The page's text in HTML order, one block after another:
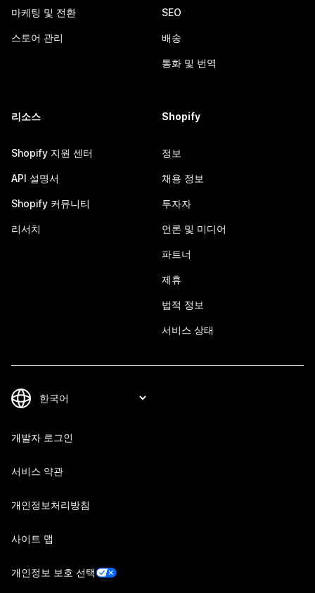
마케팅 및 전환
스토어 관리
SEO
배송
통화 및 번역
리소스
Shopify 지원 센터
API 설명서
Shopify 커뮤니티
리서치
Shopify
정보
채용 정보
투자자
언론 및 미디어
파트너
제휴
법적 정보
서비스 상태
개발자 로그인
서비스 약관
개인정보처리방침
사이트 맵
개인정보 보호 선택